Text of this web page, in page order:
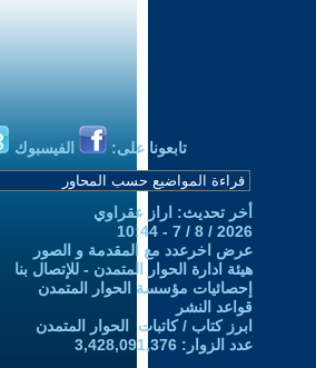
تابعونا على: الفيسبوك
أخر تحديث: اراز عقراوي
2026 / 8 / 7 - 10:44
عرض اخرعدد مع المقدمة و الصور
هيئة ادارة الحوار المتمدن - للإتصال بنا
إحصائيات مؤسسة الحوار المتمدن
قواعد النشر
ابرز كتاب / كاتبات الحوار المتمدن
عدد الزوار: 3,428,091,376